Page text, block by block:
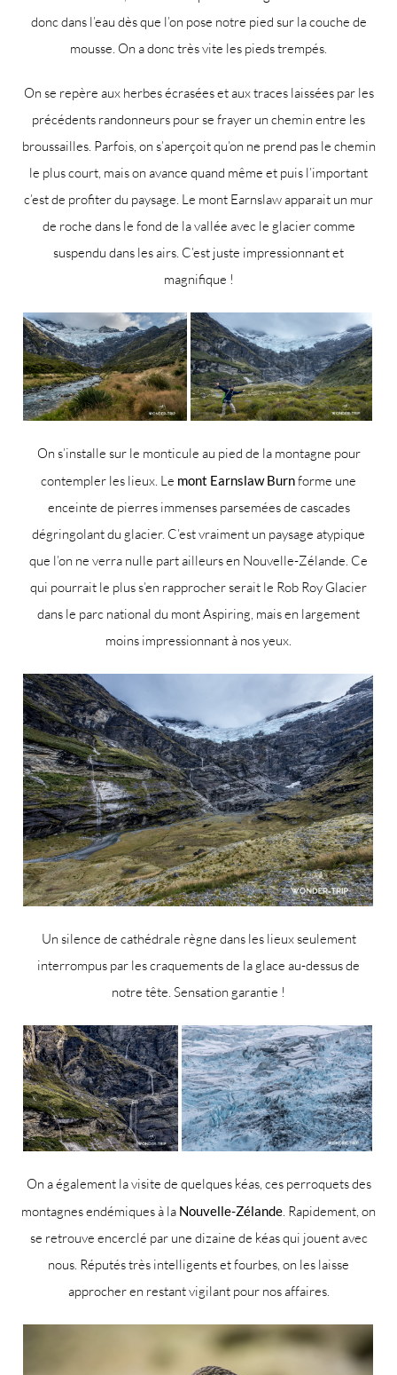
donc dans l’eau dès que l’on pose notre pied sur la couche de
mousse. On a donc très vite les pieds trempés.
On se repère aux herbes écrasées et aux traces laissées par les
précédents randonneurs pour se frayer un chemin entre les
broussailles. Parfois, on s’aperçoit qu’on ne prend pas le chemin
le plus court, mais on avance quand même et puis l’important
c’est de profiter du paysage. Le mont Earnslaw apparait un mur
de roche dans le fond de la vallée avec le glacier comme
suspendu dans les airs. C’est juste impressionnant et
magnifique !
On s’installe sur le monticule au pied de la montagne pour
contempler les lieux. Le mont Earnslaw Burnforme une
enceinte de pierres immenses parsemées de cascades
dégringolant du glacier. C’est vraiment un paysage atypique
que l’on ne verra nulle part ailleurs en Nouvelle-Zélande. Ce
qui pourrait le plus s’en rapprocher serait le Rob Roy Glacier
dans le parc national du mont Aspiring, mais en largement
moins impressionnant à nos yeux.
Un silence de cathédrale règne dans les lieux seulement
interrompus par les craquements de la glace au-dessus de
notre tête. Sensation garantie !
On a également la visite de quelques kéas, ces perroquets des
montagnes endémiques à la Nouvelle-Zélande . Rapidement, on
se retrouve encerclé par une dizaine de kéas qui jouent avec
nous. Réputés très intelligents et fourbes, on les laisse
approcher en restant vigilant pour nos affaires.